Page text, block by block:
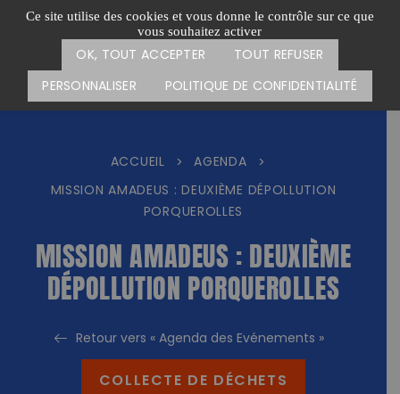
Ce site utilise des cookies et vous donne le contrôle sur ce que
vous souhaitez activer
OK, TOUT ACCEPTER
TOUT REFUSER
PERSONNALISER
POLITIQUE DE CONFIDENTIALITÉ
Passer
Menu
CARTE DES ACTIONS FAIRE UN DON
ACCUEIL > AGENDA
>
MISSION AMADEUS : DEUXIÈME DÉPOLLUTION
PORQUEROLLES
MISSION AMADEUS : DEUXIÈME
DÉPOLLUTION PORQUEROLLES
Retour vers « Agenda des Evénements »
COLLECTE DE DÉCHETS